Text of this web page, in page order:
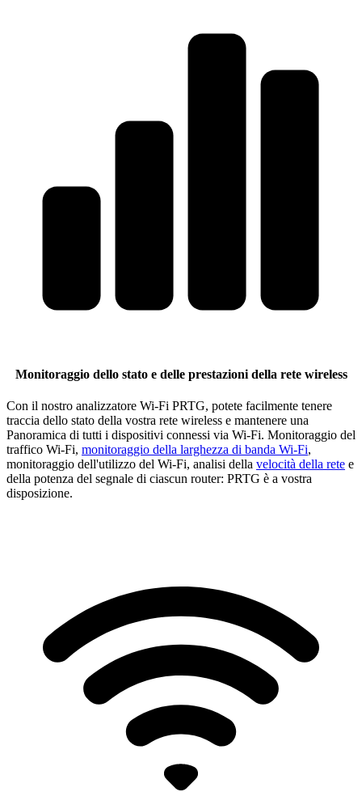
Monitoraggio dello stato e delle prestazioni della rete wireless
Con il nostro analizzatore Wi-Fi PRTG, potete facilmente tenere
traccia dello stato della vostra rete wireless e mantenere una
Panoramica di tutti i dispositivi connessi via Wi-Fi. Monitoraggio del
traffico Wi-Fi, monitoraggio della larghezza di banda Wi-Fi,
monitoraggio dell'utilizzo del Wi-Fi, analisi della velocità della rete e
della potenza del segnale di ciascun router: PRTG è a vostra
disposizione.